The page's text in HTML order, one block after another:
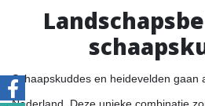
Schaapskuddes en heidevelden gaan
Nederland. Deze unieke combinatie